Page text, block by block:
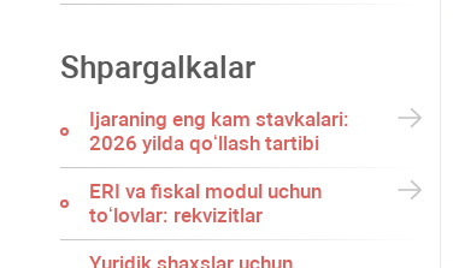
Shpargalkalar
Ijaraning eng kam stavkalari:
2026 yilda qoʻllash tartibi
ERI va fiskal modul uchun
toʻlovlar: rekvizitlar
Yuridik shaхslar uchun